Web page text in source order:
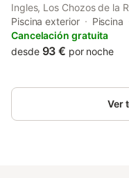
Ingles, Los Chozos de la
conditioning and a private
With lake views, this
Piscina exterior Piscina
Cancelación gratuita
desde 93 € por noche
Ver